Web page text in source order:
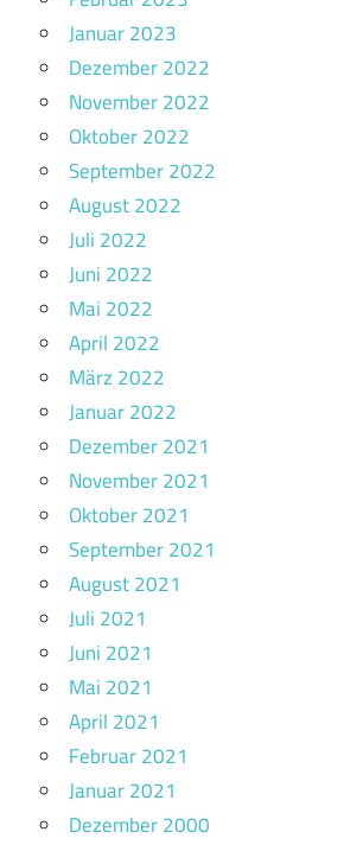
Januar 2023
Dezember 2022
November 2022
Oktober 2022
September 2022
August 2022
Juli 2022
Juni 2022
Mai 2022
April 2022
März 2022
Januar 2022
Dezember 2021
November 2021
Oktober 2021
September 2021
August 2021
Juli 2021
Juni 2021
Mai 2021
April 2021
Februar 2021
Januar 2021
Dezember 2000